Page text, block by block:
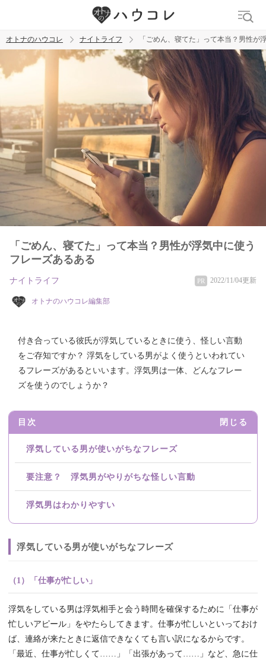
トレンド ワード
ラブグッズ 乳首 吸うやつ
オトナのハウコレ ナイトライフ 「ごめん、寝てた」って本当？男性が
「ごめん、寝てた」って本当？男性が浮気中に使う
フレーズあるある
ナイトライフ PR 2022/11/04更新
オトナのハウコレ編集部
付き合っている彼氏が浮気しているときに使う、怪しい言動
をご存知ですか？ 浮気をしている男がよく使うといわれてい
るフレーズがあるといいます。浮気男は一体、どんなフレー
ズを使うのでしょうか？
目次 閉じる
浮気している男が使いがちなフレーズ
要注意？ 浮気男がやりがちな怪しい言動
浮気男はわかりやすい
浮気している男が使いがちなフレーズ
（1）「仕事が忙しい」
浮気をしている男は浮気相手と会う時間を確保するために「仕事が
忙しいアピール」をやたらしてきます。仕事が忙しいといっておけ
ば、連絡が来たときに返信できなくても言い訳になるからです。
「最近、仕事が忙しくて……」「出張があって……」など、急に仕